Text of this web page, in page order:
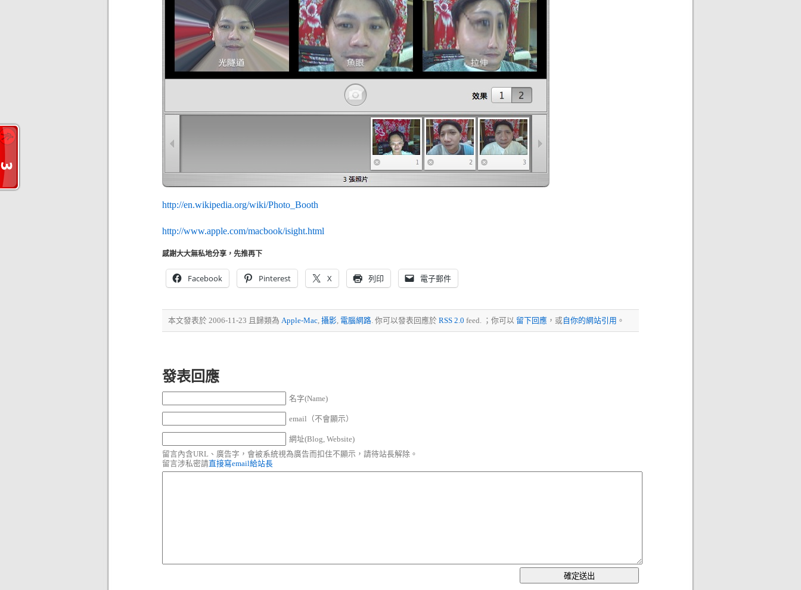
http://en.wikipedia.org/wiki/Photo_Booth
http://www.apple.com/macbook/isight.html
感謝大大無私地分享，先推再下
Facebook Pinterest X 列印 電子郵件
本文發表於 2006-11-23 且歸類為 Apple-Mac, 攝影, 電腦網路. 你可以發表回應於 RSS 2.0 feed. ；你可以 留下回應 ，或 自你的網站引用 。
發表回應
名字(Name)
email（不會顯示）
網址(Blog, Website)
留言內含URL、廣告字，會被系統視為廣告而扣住不顯示，請待站長解除。
留言涉私密請直接寫email給站長